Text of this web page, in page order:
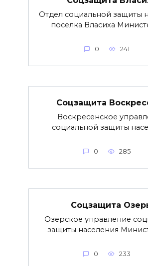
Отдел социальной защиты
поселка Власиха
0 241
Соцзащита
Воскресенское
социальной защиты
0 285
Соцзащита
Озерское управление
защиты населения
0 233